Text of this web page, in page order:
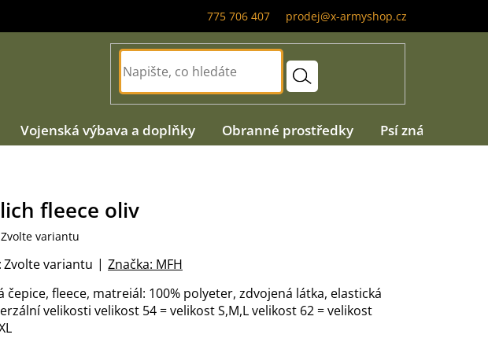
775 706 407 prodej@x-armyshop.cz
Vojenská výbava a doplňky Obranné prostředky Psí známky
čepice, fleece, matreiál: 100% polyeter, zdvojená látka, elastická
velikosti velikost 54 = velikost S,M,L velikost 62 = velikost
fleece oliv
Zvolte variantu
Značka: MFH
Zvolte variantu